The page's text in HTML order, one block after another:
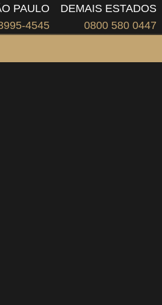
DEMAIS ESTADOS
0800 580 0447
PAULO
4545